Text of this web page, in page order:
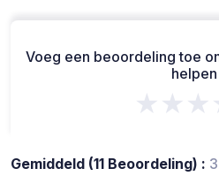
Voeg een beoordeling toe
helpen
Gemiddeld (11 Beoordeling) :